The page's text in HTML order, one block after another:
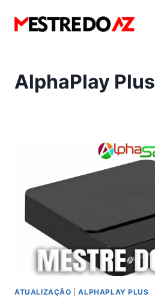
para
AlphaPlay Plus
ATUALIZAÇÃO |ALPHAPLAY PLUS